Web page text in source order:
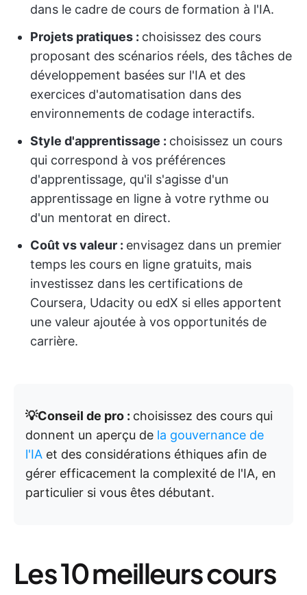
dans le cadre de cours de formation à l'IA.
Projets pratiques : choisissez des cours
proposant des scénarios réels, des tâches de
développement basées sur l'IA et des
exercices d'automatisation dans des
environnements de codage interactifs.
Style d'apprentissage : choisissez un cours
qui correspond à vos préférences
d'apprentissage, qu'il s'agisse d'un
apprentissage en ligne à votre rythme ou
d'un mentorat en direct.
Coût vs valeur : envisagez dans un premier
temps les cours en ligne gratuits, mais
investissez dans les certifications de
Coursera, Udacity ou edX si elles apportent
une valeur ajoutée à vos opportunités de
carrière.
💡Conseil de pro : choisissez des cours qui
donnent un aperçu de la gouvernance de
l'IA et des considérations éthiques afin de
gérer efficacement la complexité de l'IA, en
particulier si vous êtes débutant.
Les 10 meilleurs cours